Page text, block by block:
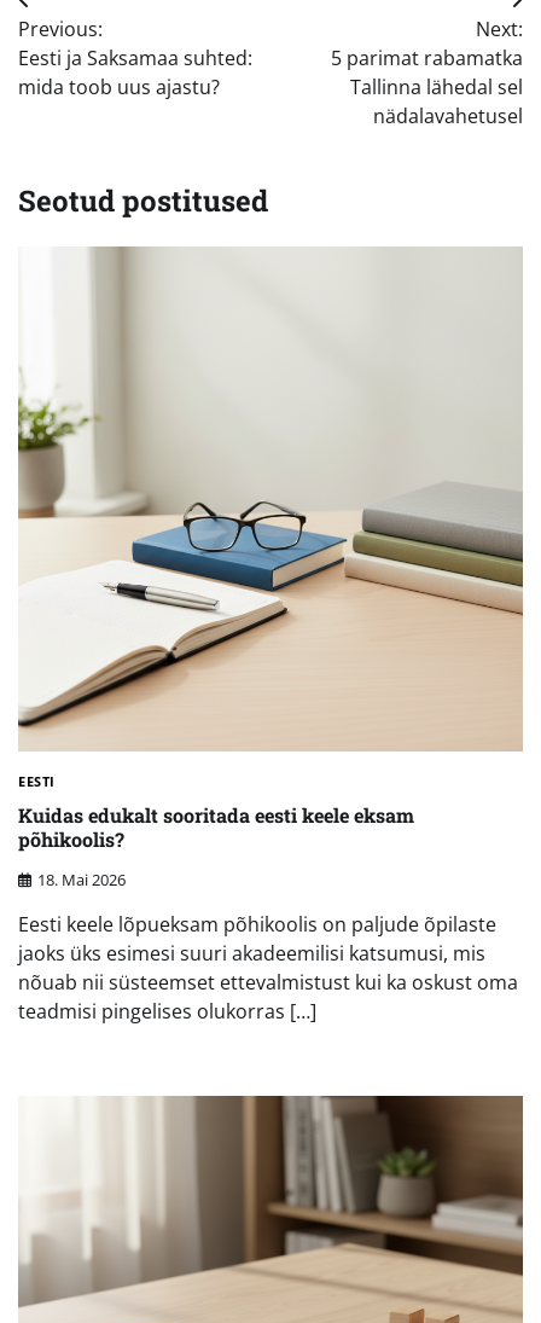
Previous:
Eesti ja Saksamaa suhted:
mida toob uus ajastu?
Next:
5 parimat rabamatka
Tallinna lähedal sel
nädalavahetusel
Seotud postitused
EESTI
Kuidas edukalt sooritada eesti keele eksam
põhikoolis?
18. Mai 2026
Eesti keele lõpueksam põhikoolis on paljude õpilaste
jaoks üks esimesi suuri akadeemilisi katsumusi, mis
nõuab nii süsteemset ettevalmistust kui ka oskust oma
teadmisi pingelises olukorras […]